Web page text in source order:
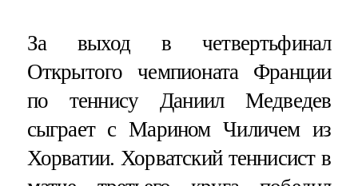
За выход в четвертьфинал
Открытого чемпионата Франции
по теннису Даниил Медведев
сыграет с Марином Чиличем из
Хорватии. Хорватский теннисист в